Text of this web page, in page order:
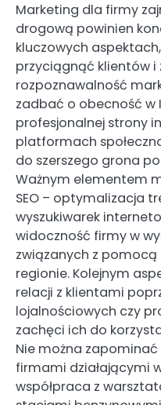
Marketing dla firmy
drogową powinien
kluczowych
przyciągnąć klientów i
rozpoznawalność
zadbać o obecność w
profesjonalnej strony
platformach
do szerszego grona
Ważnym elementem
SEO – optymalizacja
wyszukiwarek
widoczność firmy w
związanych z
regionie. Kolejnym
relacji z klientami
lojalnościowych czy
zachęci ich do
Nie można
firmami działającymi
współpraca z